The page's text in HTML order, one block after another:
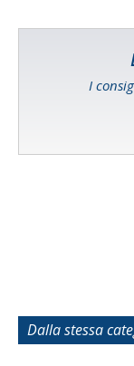
I
Dalla stessa